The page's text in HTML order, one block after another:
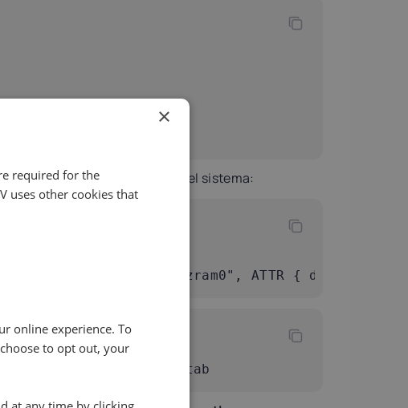
dello swap zram all'avvio del sistema:
'KERNEL=="zram0", ATTR { disksize
×
required for the
uses other cookies that
online experience. To
to opt out, your